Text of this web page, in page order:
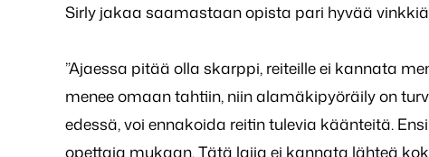
Sirly jakaa saamastaan opista pari hyvää
”Ajaessa pitää olla skarppi, reiteille ei kannata
menee omaan tahtiin, niin alamäkipyöräily on
edessä, voi ennakoida reitin tulevia käänteitä.
opettaja mukaan. Tätä lajia ei kannata lähteä